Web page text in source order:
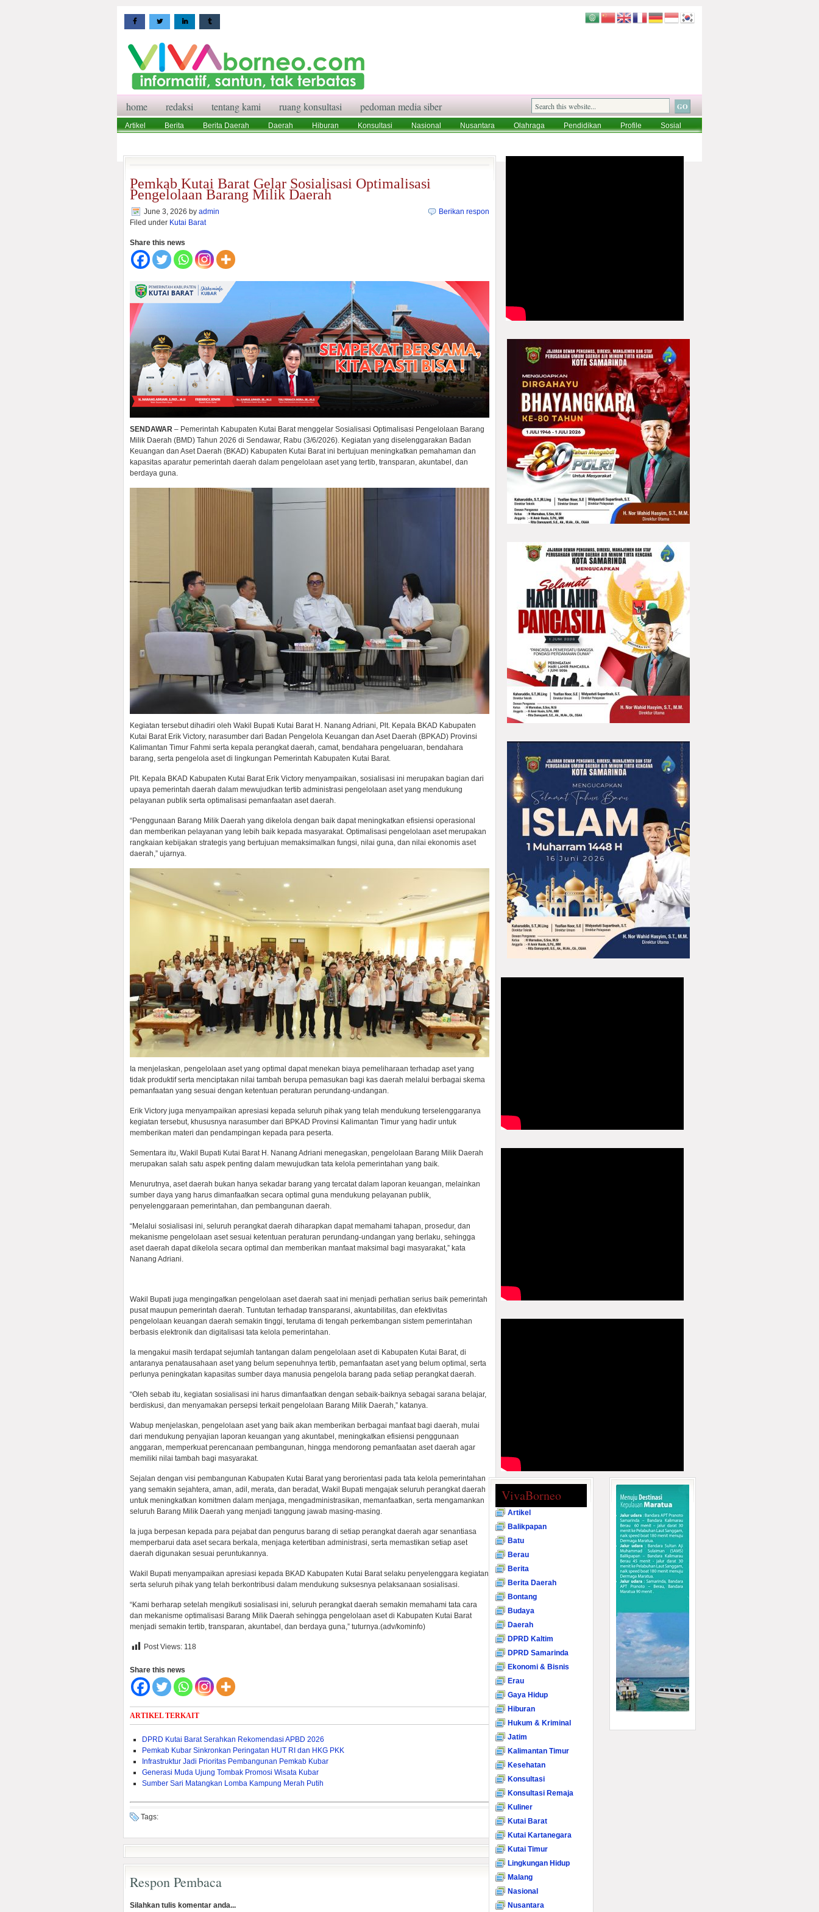
home redaksi tentang kami ruang konsultasi pedoman media siber
Artikel Berita Berita Daerah Daerah Hiburan Konsultasi Nasional Nusantara Olahraga Pendidikan Profile
Sosial
Pemkab Kutai Barat Gelar Sosialisasi Optimalisasi
Pengelolaan Barang Milik Daerah
June 3, 2026 by admin
Filed under Kutai Barat
Berikan respon
Share this news
SENDAWAR – Pemerintah Kabupaten Kutai Barat menggelar Sosialisasi Optimalisasi Pengelolaan Barang
Milik Daerah (BMD) Tahun 2026 di Sendawar, Rabu (3/6/2026). Kegiatan yang diselenggarakan Badan
Keuangan dan Aset Daerah (BKAD) Kabupaten Kutai Barat ini bertujuan meningkatkan pemahaman dan
kapasitas aparatur pemerintah daerah dalam pengelolaan aset yang tertib, transparan, akuntabel, dan
berdaya guna.
Kegiatan tersebut dihadiri oleh Wakil Bupati Kutai Barat H. Nanang Adriani, Plt. Kepala BKAD Kabupaten
Kutai Barat Erik Victory, narasumber dari Badan Pengelola Keuangan dan Aset Daerah (BPKAD) Provinsi
Kalimantan Timur Fahmi serta kepala perangkat daerah, camat, bendahara pengeluaran, bendahara
barang, serta pengelola aset di lingkungan Pemerintah Kabupaten Kutai Barat.
Plt. Kepala BKAD Kabupaten Kutai Barat Erik Victory menyampaikan, sosialisasi ini merupakan bagian dari
upaya pemerintah daerah dalam mewujudkan tertib administrasi pengelolaan aset yang mendukung
pelayanan publik serta optimalisasi pemanfaatan aset daerah.
“Penggunaan Barang Milik Daerah yang dikelola dengan baik dapat meningkatkan efisiensi operasional
dan memberikan pelayanan yang lebih baik kepada masyarakat. Optimalisasi pengelolaan aset merupakan
rangkaian kebijakan strategis yang bertujuan memaksimalkan fungsi, nilai guna, dan nilai ekonomis aset
daerah,” ujarnya.
Ia menjelaskan, pengelolaan aset yang optimal dapat menekan biaya pemeliharaan terhadap aset yang
tidak produktif serta menciptakan nilai tambah berupa pemasukan bagi kas daerah melalui berbagai skema
pemanfaatan yang sesuai dengan ketentuan peraturan perundang-undangan.
Erik Victory juga menyampaikan apresiasi kepada seluruh pihak yang telah mendukung terselenggaranya
kegiatan tersebut, khususnya narasumber dari BPKAD Provinsi Kalimantan Timur yang hadir untuk
memberikan materi dan pendampingan kepada para peserta.
Sementara itu, Wakil Bupati Kutai Barat H. Nanang Adriani menegaskan, pengelolaan Barang Milik Daerah
merupakan salah satu aspek penting dalam mewujudkan tata kelola pemerintahan yang baik.
Menurutnya, aset daerah bukan hanya sekadar barang yang tercatat dalam laporan keuangan, melainkan
sumber daya yang harus dimanfaatkan secara optimal guna mendukung pelayanan publik,
penyelenggaraan pemerintahan, dan pembangunan daerah.
“Melalui sosialisasi ini, seluruh perangkat daerah diharapkan dapat memahami tahapan, prosedur, dan
mekanisme pengelolaan aset sesuai ketentuan peraturan perundang-undangan yang berlaku, sehingga
aset daerah dapat dikelola secara optimal dan memberikan manfaat maksimal bagi masyarakat,” kata
Nanang Adriani.
Wakil Bupati juga mengingatkan pengelolaan aset daerah saat ini menjadi perhatian serius baik pemerintah
pusat maupun pemerintah daerah. Tuntutan terhadap transparansi, akuntabilitas, dan efektivitas
pengelolaan keuangan daerah semakin tinggi, terutama di tengah perkembangan sistem pemerintahan
berbasis elektronik dan digitalisasi tata kelola pemerintahan.
Ia mengakui masih terdapat sejumlah tantangan dalam pengelolaan aset di Kabupaten Kutai Barat, di
antaranya penatausahaan aset yang belum sepenuhnya tertib, pemanfaatan aset yang belum optimal, serta
perlunya peningkatan kapasitas sumber daya manusia pengelola barang pada setiap perangkat daerah.
“Oleh sebab itu, kegiatan sosialisasi ini harus dimanfaatkan dengan sebaik-baiknya sebagai sarana belajar,
berdiskusi, dan menyamakan persepsi terkait pengelolaan Barang Milik Daerah,” katanya.
Wabup menjelaskan, pengelolaan aset yang baik akan memberikan berbagai manfaat bagi daerah, mulai
dari mendukung penyajian laporan keuangan yang akuntabel, meningkatkan efisiensi penggunaan
anggaran, memperkuat perencanaan pembangunan, hingga mendorong pemanfaatan aset daerah agar
memiliki nilai tambah bagi masyarakat.
Sejalan dengan visi pembangunan Kabupaten Kutai Barat yang berorientasi pada tata kelola pemerintahan
yang semakin sejahtera, aman, adil, merata, dan beradat, Wakil Bupati mengajak seluruh perangkat daerah
untuk meningkatkan komitmen dalam menjaga, mengadministrasikan, memanfaatkan, serta mengamankan
seluruh Barang Milik Daerah yang menjadi tanggung jawab masing-masing.
Ia juga berpesan kepada para pejabat dan pengurus barang di setiap perangkat daerah agar senantiasa
memperbarui data aset secara berkala, menjaga ketertiban administrasi, serta memastikan setiap aset
daerah digunakan sesuai peruntukannya.
Wakil Bupati menyampaikan apresiasi kepada BKAD Kabupaten Kutai Barat selaku penyelenggara kegiatan
serta seluruh pihak yang telah berkontribusi dalam mendukung suksesnya pelaksanaan sosialisasi.
“Kami berharap setelah mengikuti sosialisasi ini, seluruh perangkat daerah semakin memahami tata cara
dan mekanisme optimalisasi Barang Milik Daerah sehingga pengelolaan aset di Kabupaten Kutai Barat
menjadi semakin tertib, transparan, akuntabel, dan berdaya guna,” tuturnya.(adv/kominfo)
Post Views: 118
Share this news
ARTIKEL TERKAIT
DPRD Kutai Barat Serahkan Rekomendasi APBD 2026
Pemkab Kubar Sinkronkan Peringatan HUT RI dan HKG PKK
Infrastruktur Jadi Prioritas Pembangunan Pemkab Kubar
Generasi Muda Ujung Tombak Promosi Wisata Kubar
Sumber Sari Matangkan Lomba Kampung Merah Putih
Tags:
Respon Pembaca
Silahkan tulis komentar anda...
VivaBorneo
Artikel
Balikpapan
Batu
Berau
Berita
Berita Daerah
Bontang
Budaya
Daerah
DPRD Kaltim
DPRD Samarinda
Ekonomi & Bisnis
Erau
Gaya Hidup
Hiburan
Hukum & Kriminal
Jatim
Kalimantan Timur
Kesehatan
Konsultasi
Konsultasi Remaja
Kuliner
Kutai Barat
Kutai Kartanegara
Kutai Timur
Lingkungan Hidup
Malang
Nasional
Nusantara